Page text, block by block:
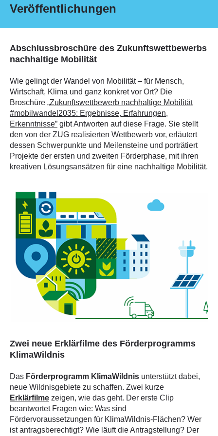
Veröffentlichungen
Abschlussbroschüre des Zukunftswettbewerbs
nachhaltige Mobilität
Wie gelingt der Wandel von Mobilität – für Mensch,
Wirtschaft, Klima und ganz konkret vor Ort? Die
Broschüre „Zukunftswettbewerb nachhaltige Mobilität
#mobilwandel2035: Ergebnisse, Erfahrungen,
Erkenntnisse” gibt Antworten auf diese Frage. Sie stellt
den von der ZUG realisierten Wettbewerb vor, erläutert
dessen Schwerpunkte und Meilensteine und porträtiert
Projekte der ersten und zweiten Förderphase, mit ihren
kreativen Lösungsansätzen für eine nachhaltige Mobilität.
Zwei neue Erklärfilme des Förderprogramms
KlimaWildnis
Das Förderprogramm KlimaWildnis unterstützt dabei,
neue Wildnisgebiete zu schaffen. Zwei kurze
Erklärfilme zeigen, wie das geht. Der erste Clip
beantwortet Fragen wie: Was sind
Fördervoraussetzungen für KlimaWildnis-Flächen? Wer
ist antragsberechtigt? Wie läuft die Antragstellung? Der